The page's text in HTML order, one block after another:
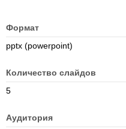
Формат
pptx (powerpoint)
Количество слайдов
5
Аудитория